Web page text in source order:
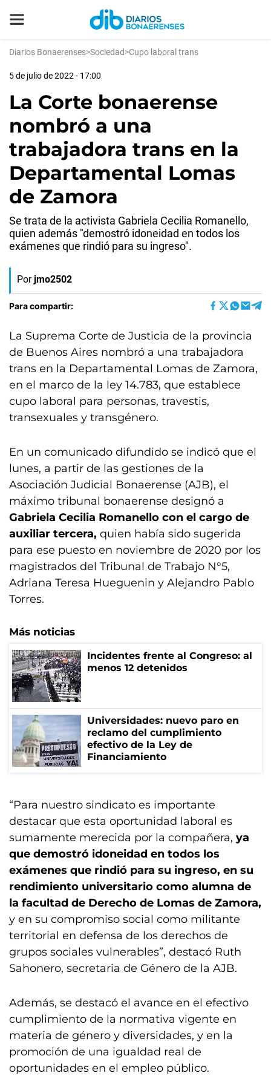
Diarios Bonaerenses>Sociedad>Cupo laboral trans
5 de julio de 2022 - 17:00
La Corte bonaerense
nombró a una
trabajadora trans en la
Departamental Lomas
de Zamora
Se trata de la activista Gabriela Cecilia Romanello,
quien además "demostró idoneidad en todos los
exámenes que rindió para su ingreso".
Por jmo2502
Para compartir:
La Suprema Corte de Justicia de la provincia
de Buenos Aires nombró a una trabajadora
trans en la Departamental Lomas de Zamora,
en el marco de la ley 14.783, que establece
cupo laboral para personas, travestis,
transexuales y transgénero.
En un comunicado difundido se indicó que el
lunes, a partir de las gestiones de la
Asociación Judicial Bonaerense (AJB), el
máximo tribunal bonaerense designó a
Gabriela Cecilia Romanello con el cargo de
auxiliar tercera, quien había sido sugerida
para ese puesto en noviembre de 2020 por los
magistrados del Tribunal de Trabajo N°5,
Adriana Teresa Hueguenin y Alejandro Pablo
Torres.
Más noticias
Incidentes frente al Congreso: al
menos 12 detenidos
Universidades: nuevo paro en
reclamo del cumplimiento
efectivo de la Ley de
Financiamiento
“Para nuestro sindicato es importante
destacar que esta oportunidad laboral es
sumamente merecida por la compañera, ya
que demostró idoneidad en todos los
exámenes que rindió para su ingreso, en su
rendimiento universitario como alumna de
la facultad de Derecho de Lomas de Zamora,
y en su compromiso social como militante
territorial en defensa de los derechos de
grupos sociales vulnerables”, destacó Ruth
Sahonero, secretaria de Género de la AJB.
Además, se destacó el avance en el efectivo
cumplimiento de la normativa vigente en
materia de género y diversidades, y en la
promoción de una igualdad real de
oportunidades en el empleo público.